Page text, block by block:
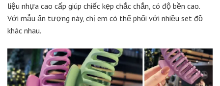
liệu nhựa cao cấp giúp chiếc kẹp chắc chắn, có độ bền cao.
Với mẫu ấn tượng này, chị em có thể phối với nhiều set đồ
khác nhau.